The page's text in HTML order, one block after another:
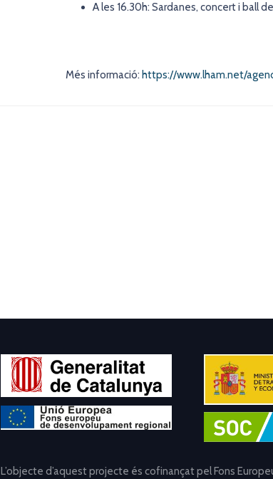
A les 16.30h: Sardanes, concert i ball
Més informació: https://www.lham.net/
L’objecte d’aquest projecte és cofinançat pel Fons